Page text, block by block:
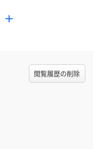
閲覧履歴の削除